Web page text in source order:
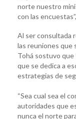
norte nuestro
con las
Al ser consultada
las reuniones que
Tohá sostuvo que
que se dedica a
estrategias de
“Sea cual sea el
autoridades que
nunca el norte